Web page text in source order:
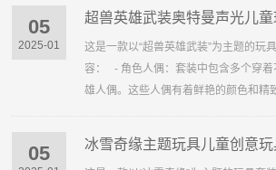
05
2025-01
超兽英雄武装奥特曼声光儿
这是一款以“超兽英雄武装”为主题的玩
容： - 角色人偶：套装中包含多个穿
雄人偶。这些人偶有着鲜艳的颜色和精
05 冰雪奇缘主题玩具儿童创意